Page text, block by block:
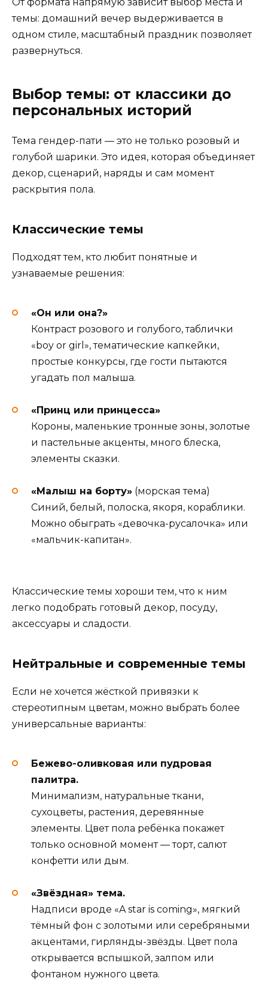
От формата напрямую зависит выбор места и
темы: домашний вечер выдерживается в
одном стиле, масштабный праздник позволяет
развернуться.
Выбор темы: от классики до
персональных историй
Тема гендер-пати — это не только розовый и
голубой шарики. Это идея, которая объединяет
декор, сценарий, наряды и сам момент
раскрытия пола.
Классические темы
Подходят тем, кто любит понятные и
узнаваемые решения:
«Он или она?»
Контраст розового и голубого, таблички
«boy or girl», тематические капкейки,
простые конкурсы, где гости пытаются
угадать пол малыша.
«Принц или принцесса»
Короны, маленькие тронные зоны, золотые
и пастельные акценты, много блеска,
элементы сказки.
«Малыш на борту» (морская тема)
Синий, белый, полоска, якоря, кораблики.
Можно обыграть «девочка-русалочка» или
«мальчик-капитан».
Классические темы хороши тем, что к ним
легко подобрать готовый декор, посуду,
аксессуары и сладости.
Нейтральные и современные темы
Если не хочется жёсткой привязки к
стереотипным цветам, можно выбрать более
универсальные варианты:
Бежево-оливковая или пудровая
палитра.
Минимализм, натуральные ткани,
сухоцветы, растения, деревянные
элементы. Цвет пола ребёнка покажет
только основной момент — торт, салют
конфетти или дым.
«Звёздная» тема.
Надписи вроде «A star is coming», мягкий
тёмный фон с золотыми или серебряными
акцентами, гирлянды-звёзды. Цвет пола
открывается вспышкой, залпом или
фонтаном нужного цвета.